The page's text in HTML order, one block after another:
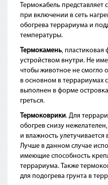
Термокабель представляет
при включении в сеть
обогрева террариума и
температуры.
Термокамень, пластиковая
устройством внутри. Не
чтобы животное не смогло
в основном в террариумах
выполнен в форме
греться.
Термоковрики. Для
обогрев снизу
и влажность
Лучше в данном случае
имеющие способность
террариума. Также
для подогрева грунта в